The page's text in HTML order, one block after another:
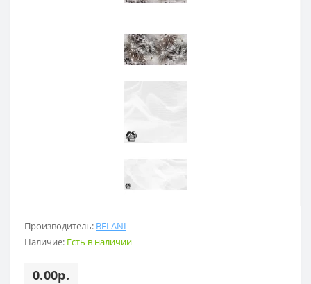
Производитель: BELANI
Наличие: Есть в наличии
0.00р.